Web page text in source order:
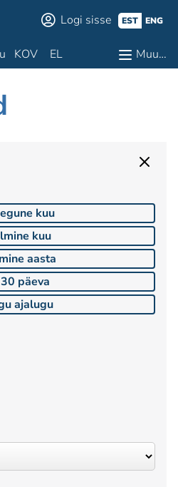
Logi sisse EST ENG
KOV EL Muu…
kuu
kuu
aasta
päeva
ajalugu